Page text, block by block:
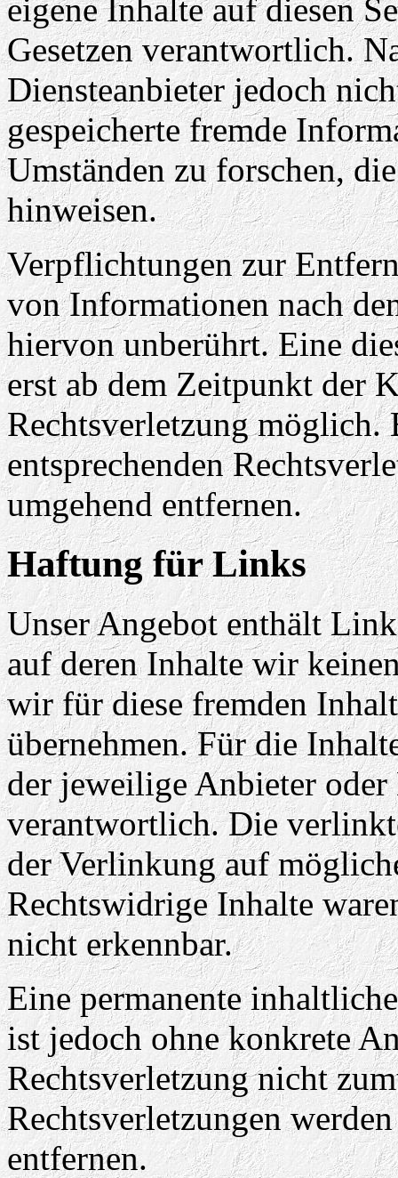
eigene Inhalte auf diesen
Gesetzen verantwortlich.
Diensteanbieter jedoch
gespeicherte fremde
Umständen zu forschen,
hinweisen.
Verpflichtungen zur
von Informationen nach
hiervon unberührt. Eine
erst ab dem Zeitpunkt der
Rechtsverletzung möglich.
entsprechenden
umgehend entfernen.
Haftung für Links
Unser Angebot enthält
auf deren Inhalte wir
wir für diese fremden
übernehmen. Für die
der jeweilige Anbieter oder
verantwortlich. Die
der Verlinkung auf
Rechtswidrige Inhalte
nicht erkennbar.
Eine permanente
ist jedoch ohne konkrete
Rechtsverletzung nicht
Rechtsverletzungen
entfernen.